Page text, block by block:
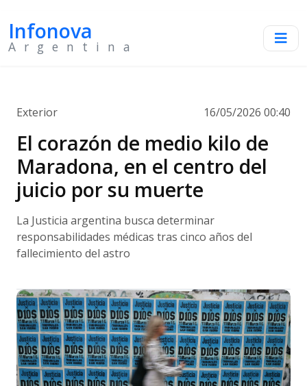
Infonova
Argentina
Exterior 16/05/2026 00:40
El corazón de medio kilo de
Maradona, en el centro del
juicio por su muerte
La Justicia argentina busca determinar
responsabilidades médicas tras cinco años del
fallecimiento del astro